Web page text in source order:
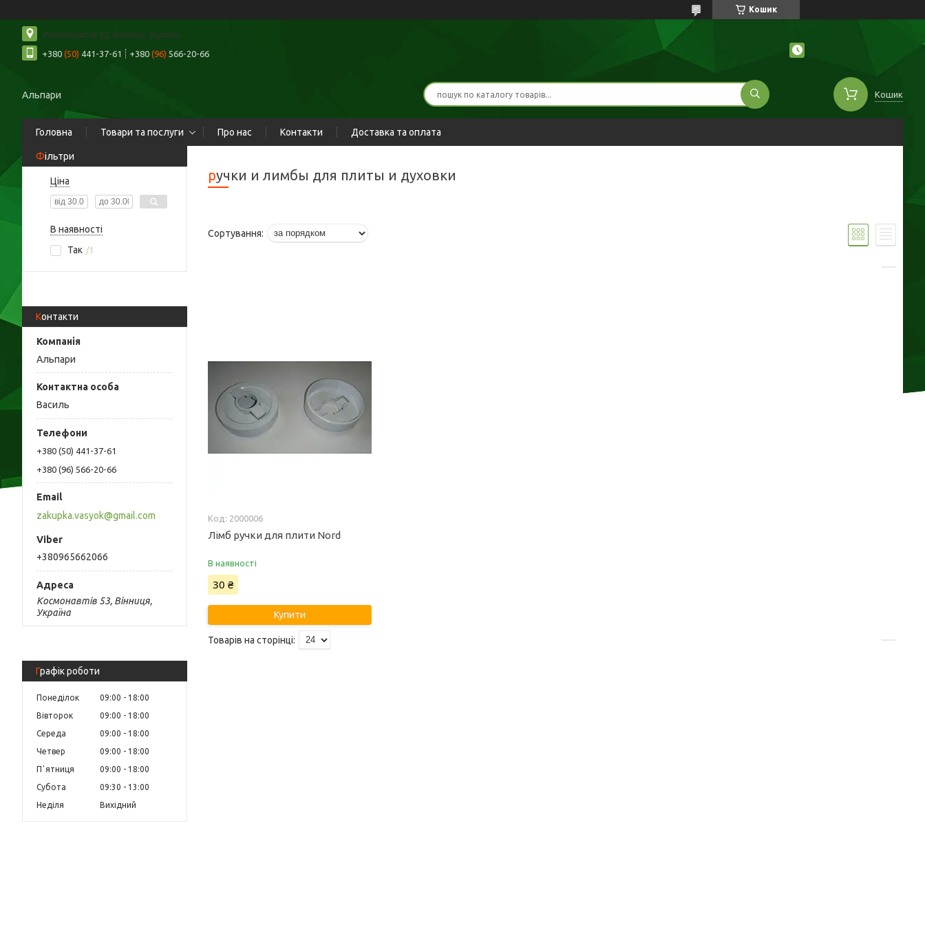
Кошик
Космонавтів 53, Вінниця, Україна
+380 (50) 441-37-61 +380 (96) 566-20-66
Альпари Кошик
Головна Товари та послуги Про нас Контакти Доставка та оплата
Фільтри
Ціна
В наявності
Так
1
Контакти
Альпари
Василь
+380 (50) 441-37-61
+380 (96) 566-20-66
zakupka.vasyok@gmail.com
+380965662066
Космонавтів 53, Вінниця,
Україна
Графік роботи
Понеділок 09:00
18:00
Вівторок
09:00
18:00
Середа
09:00
18:00
Четвер
09:00
18:00
Пʼятниця
09:00
18:00
Субота
09:30
13:00
Неділя
Вихідний
ручки и лимбы для плиты и духовки
2000006
Лімб ручки для плити Nord
В наявності
30 ₴
Купити